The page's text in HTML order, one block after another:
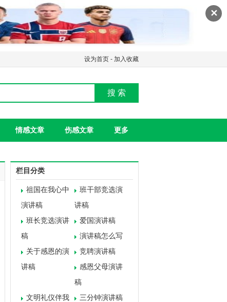
✕
设为首页 - 加入收藏
搜 索
情感文章 伤感文章 更多
栏目分类
祖国在我心中
演讲稿
班干部竞选演
讲稿
班长竞选演讲
稿
爱国演讲稿
演讲稿怎么写
关于感恩的演
讲稿
竞聘演讲稿
感恩父母演讲
稿
文明礼仪伴我
三分钟演讲稿